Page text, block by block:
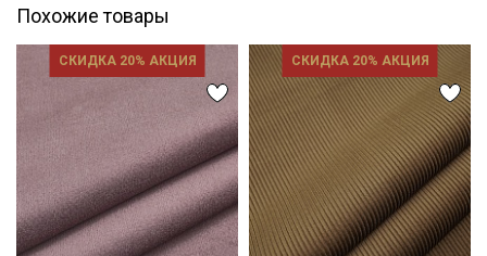
Похожие товары
СКИДКА 20% АКЦИЯ СКИДКА 20% АКЦИЯ